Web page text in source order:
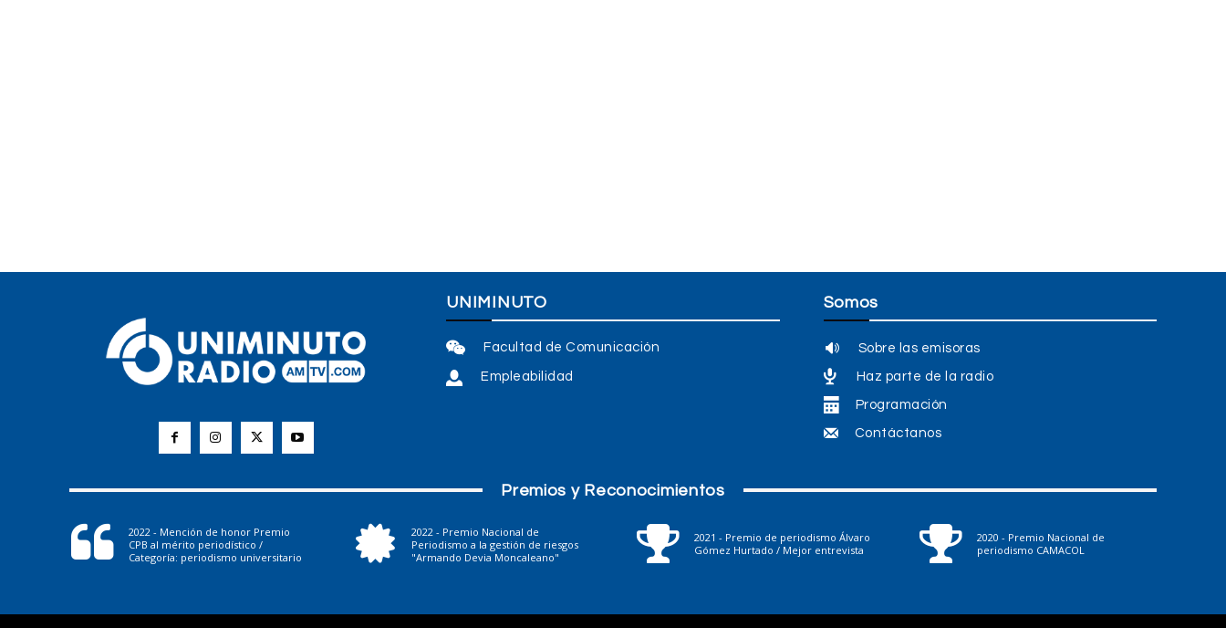
UNIMINUTO
Facultad de Comunicación
Empleabilidad
Somos
Sobre las emisoras
Haz parte de la radio
Programación
Contáctanos
Premios y Reconocimientos
2022 - Mención de honor Premio
CPB al mérito periodístico /
Categoría: periodismo universitario
2022 - Premio Nacional de
Periodismo a la gestión de riesgos
"Armando Devia Moncaleano"
2021 - Premio de periodismo Álvaro
Gómez Hurtado / Mejor entrevista
2020 - Premio Nacional de
periodismo CAMACOL